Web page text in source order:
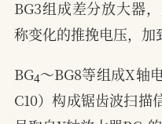
BG3组成差分放大器
称变化的推挽电压，加
BG ～BG8等组成X轴
C10）构成锯齿波扫描
2